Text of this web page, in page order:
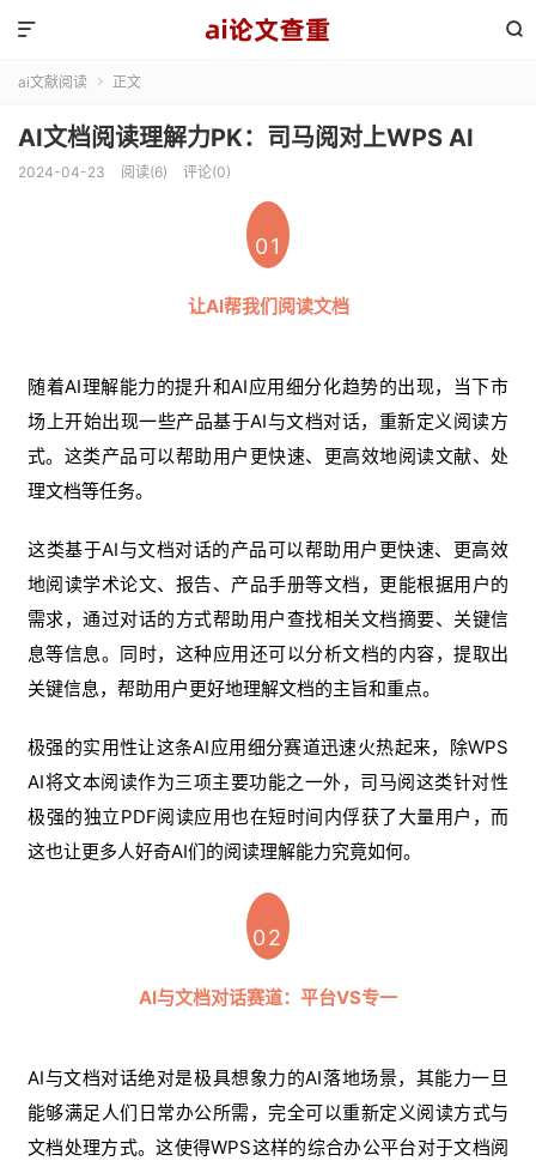


ai文献阅读  正文
AI文档阅读理解力PK：司马阅对上WPS AI
2024-04-23 阅读(6) 评论(0)
01
让AI帮我们阅读文档
随着AI理解能力的提升和AI应用细分化趋势的出现，当下市
场上开始出现一些产品基于AI与文档对话，重新定义阅读方
式。这类产品可以帮助用户更快速、更高效地阅读文献、处
理文档等任务。
这类基于AI与文档对话的产品可以帮助用户更快速、更高效
地阅读学术论文、报告、产品手册等文档，更能根据用户的
需求，通过对话的方式帮助用户查找相关文档摘要、关键信
息等信息。同时，这种应用还可以分析文档的内容，提取出
关键信息，帮助用户更好地理解文档的主旨和重点。
极强的实用性让这条AI应用细分赛道迅速火热起来，除WPS
AI将文本阅读作为三项主要功能之一外，司马阅这类针对性
极强的独立PDF阅读应用也在短时间内俘获了大量用户，而
这也让更多人好奇AI们的阅读理解能力究竟如何。
02
AI与文档对话赛道：平台VS专一
AI与文档对话绝对是极具想象力的AI落地场景，其能力一旦
能够满足人们日常办公所需，完全可以重新定义阅读方式与
文档处理方式。这使得WPS这样的综合办公平台对于文档阅